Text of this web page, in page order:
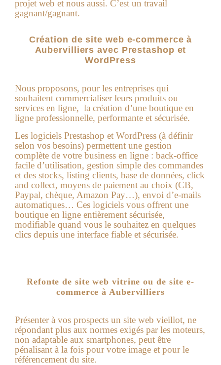
projet web et nous aussi. C’est un travail
gagnant/gagnant.
Création de site web e-commerce à
Aubervilliers avec Prestashop et
WordPress
Nous proposons, pour les entreprises qui
souhaitent commercialiser leurs produits ou
services en ligne, la création d’une boutique en
ligne professionnelle, performante et sécurisée.
Les logiciels Prestashop et WordPress (à définir
selon vos besoins) permettent une gestion
complète de votre business en ligne : back-office
facile d’utilisation, gestion simple des commandes
et des stocks, listing clients, base de données, click
and collect, moyens de paiement au choix (CB,
Paypal, chèque, Amazon Pay…), envoi d’e-mails
automatiques… Ces logiciels vous offrent une
boutique en ligne entièrement sécurisée,
modifiable quand vous le souhaitez en quelques
clics depuis une interface fiable et sécurisée.
Refonte de site web vitrine ou de site e-
commerce à Aubervilliers
Présenter à vos prospects un site web vieillot, ne
répondant plus aux normes exigés par les moteurs,
non adaptable aux smartphones, peut être
pénalisant à la fois pour votre image et pour le
référencement du site.